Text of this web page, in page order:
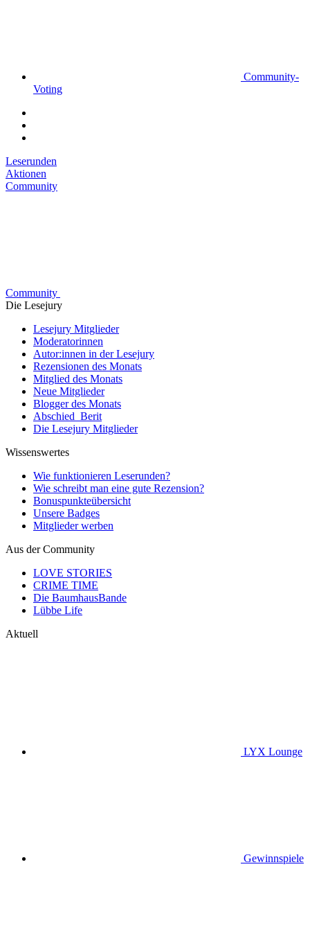
Community-
Voting
Leserunden
Aktionen
Community
Community
Die Lesejury
Lesejury Mitglieder
Moderatorinnen
Autor:innen in der Lesejury
Rezensionen des Monats
Mitglied des Monats
Neue Mitglieder
Blogger des Monats
Abschied_Berit
Die Lesejury Mitglieder
Wissenswertes
Wie funktionieren Leserunden?
Wie schreibt man eine gute Rezension?
Bonuspunkteübersicht
Unsere Badges
Mitglieder werben
Aus der Community
LOVE STORIES
CRIME TIME
Die BaumhausBande
Lübbe Life
Aktuell
LYX Lounge
Gewinnspiele